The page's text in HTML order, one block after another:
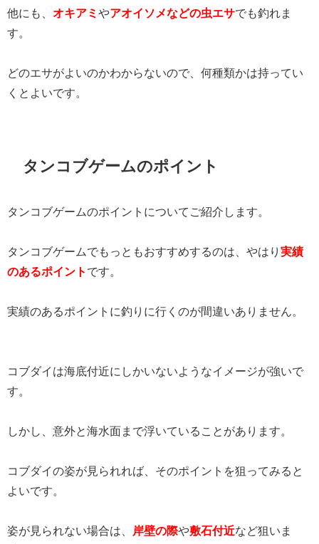
他にも、 オキアミ やアオイソメなどの虫エサでも釣れま
す。
どのエサがよいのかわからないので、何種類かは持ってい
くとよいです。
タンコブゲームのポイント
タンコブゲームのポイントについてご紹介します。
タンコブゲームでもっともおすすめするのは、やはり 実績
のあるポイント です。
実績のあるポイントに釣りに行くのが間違いありません。
コブダイは海底付近にしかいないようなイメージが強いで
す。
しかし、意外と海水面まで浮いていることがあります。
コブダイの姿が見られれば、そのポイントを狙ってみると
よいです。
姿が見られない場合は、 岸壁の際や敷石付近など狙いま